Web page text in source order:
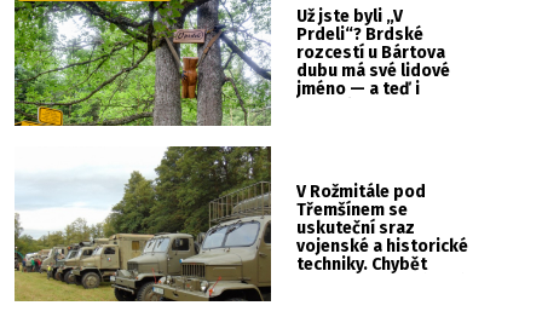
Už jste byli „V
Prdeli“? Brdské
rozcestí u Bártova
dubu má své lidové
jméno — a teď i
V Rožmitále pod
Třemšínem se
uskuteční sraz
vojenské a historické
techniky. Chybět